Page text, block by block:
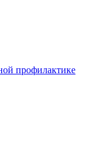
профилактике